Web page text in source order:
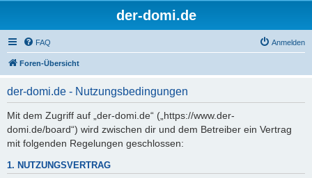
der-domi.de
FAQ Anmelden
Foren-Übersicht
der-domi.de - Nutzungsbedingungen
Mit dem Zugriff auf „der-domi.de“ („https://www.der-
domi.de/board“) wird zwischen dir und dem Betreiber ein Vertrag
mit folgenden Regelungen geschlossen:
1. NUTZUNGSVERTRAG